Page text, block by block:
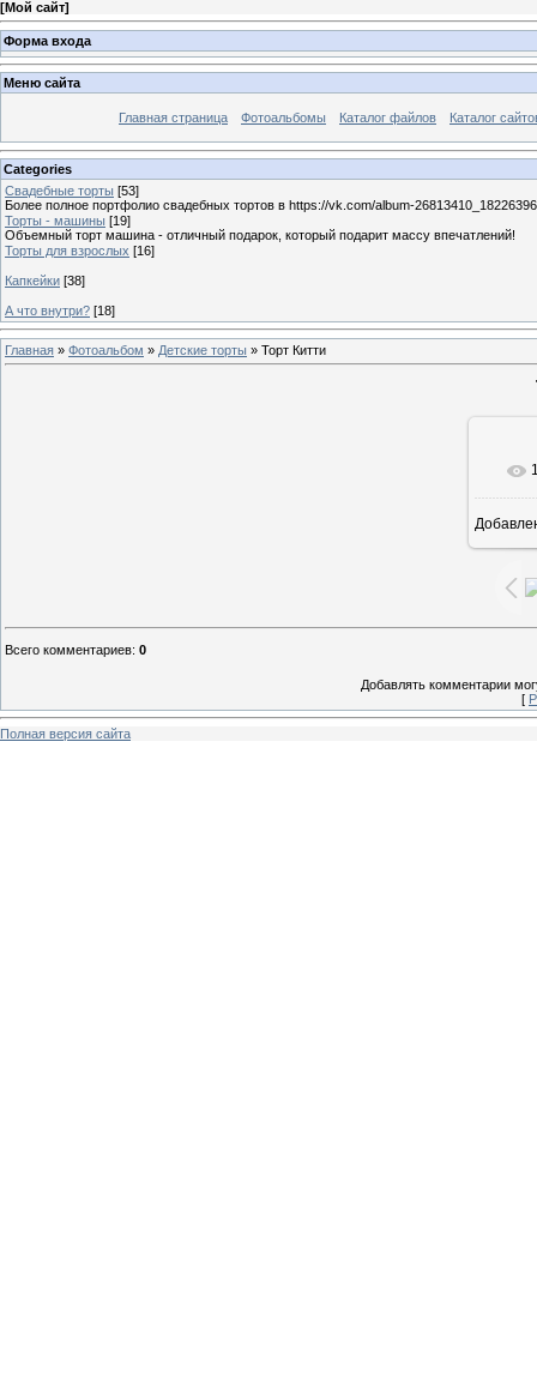
[Мой сайт]
Форма входа
Меню сайта
Главная страница Фотоальбомы Каталог файлов Каталог
Categories
Свадебные торты [53]
Более полное портфолио свадебных тортов в https://vk.com/album-
Торты - машины [19]
Объемный торт машина - отличный подарок, который подарит массу впечатлений!
Торты для взрослых [16]
Капкейки [38]
А что внутри? [18]
Главная » Фотоальбом » Детские торты » Торт Китти
Всего комментариев: 0
Добавлять комментарии
[
Полная версия сайта